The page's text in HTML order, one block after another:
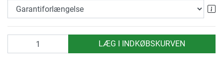
LÆG I INDKØBSKURVEN